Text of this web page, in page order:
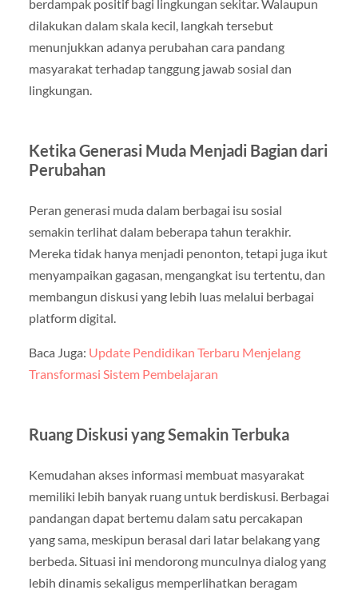
berdampak positif bagi lingkungan sekitar. Walaupun
dilakukan dalam skala kecil, langkah tersebut
menunjukkan adanya perubahan cara pandang
masyarakat terhadap tanggung jawab sosial dan
lingkungan.
Ketika Generasi Muda Menjadi Bagian dari
Perubahan
Peran generasi muda dalam berbagai isu sosial
semakin terlihat dalam beberapa tahun terakhir.
Mereka tidak hanya menjadi penonton, tetapi juga ikut
menyampaikan gagasan, mengangkat isu tertentu, dan
membangun diskusi yang lebih luas melalui berbagai
platform digital.
Baca Juga: Update Pendidikan Terbaru Menjelang
Transformasi Sistem Pembelajaran
Ruang Diskusi yang Semakin Terbuka
Kemudahan akses informasi membuat masyarakat
memiliki lebih banyak ruang untuk berdiskusi. Berbagai
pandangan dapat bertemu dalam satu percakapan
yang sama, meskipun berasal dari latar belakang yang
berbeda. Situasi ini mendorong munculnya dialog yang
lebih dinamis sekaligus memperlihatkan beragam